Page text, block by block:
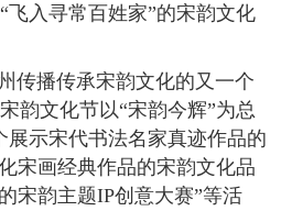
飞入寻常百姓家”的宋韵文化
传播传承宋韵文化的又一个
韵文化节以“宋韵今辉”为总
展示宋代书法名家真迹作品的
宋画经典作品的宋韵文化品
宋韵主题IP创意大赛”等活